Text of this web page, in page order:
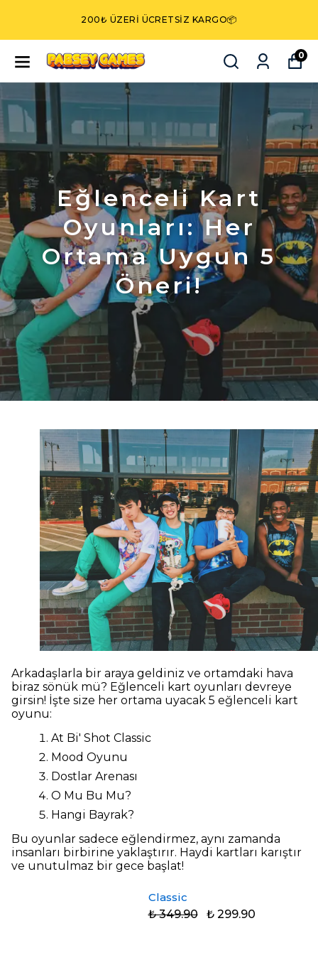
ORTAMINIZI RENKLENDIRECEK YENI NESIL KART
OYUNU!
0
Eğlenceli Kart
Oyunları: Her
Ortama Uygun 5
Öneri!
Arkadaşlarla bir araya geldiniz ve ortamdaki hava
biraz sönük mü? Eğlenceli kart oyunları devreye
girsin! İşte size her ortama uyacak 5 eğlenceli kart
oyunu:
At Bi' Shot Classic
Mood Oyunu
Dostlar Arenası
O Mu Bu Mu?
Hangi Bayrak?
Bu oyunlar sadece eğlendirmez, aynı zamanda
insanları birbirine yaklaştırır. Haydi kartları karıştır
ve unutulmaz bir gece başlat!
Classic
₺ 349.90
₺ 299.90